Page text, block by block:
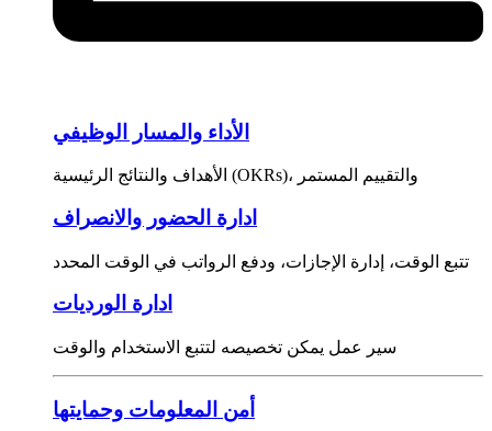
الأداء والمسار الوظيفي
الأهداف والنتائج الرئيسية (OKRs)، والتقييم المستمر
ادارة الحضور والانصراف
تتبع الوقت، إدارة الإجازات، ودفع الرواتب في الوقت المحدد
ادارة الورديات
سير عمل يمكن تخصيصه لتتبع الاستخدام والوقت
أمن المعلومات وحمايتها